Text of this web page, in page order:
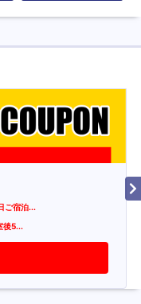
ご宿泊...
後5...